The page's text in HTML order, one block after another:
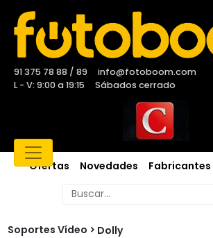
91 375 78 88 / 89
info@fotoboom.com
L - V: 9:00 a 19:15
Sábados cerrado
Ofertas Novedades Fabricantes
Soportes Vídeo Dolly